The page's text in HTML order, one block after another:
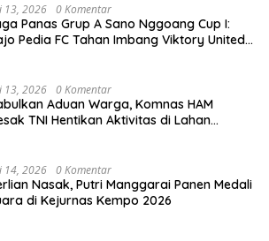
13, 2026 0 Komentar
Panas Grup A Sano Nggoang Cup I:
Pedia FC Tahan Imbang Viktory United
13, 2026 0 Komentar
Aduan Warga, Komnas HAM
TNI Hentikan Aktivitas di Lahan
14, 2026 0 Komentar
Nasak, Putri Manggarai Panen Medali
di Kejurnas Kempo 2026